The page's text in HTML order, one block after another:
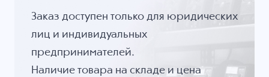
Заказ доступен только для юридических
лиц и индивидуальных
предпринимателей.
Наличие товара на складе и цена